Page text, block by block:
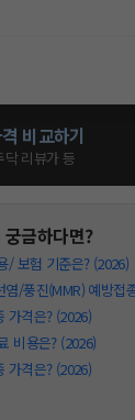
비교하기
닥 리뷰가 등
금하다면?
/ 보험 기준은? (2026)
/풍진(MMR) 예방접
가격은? (2026)
비용은? (2026)
가격은? (2026)